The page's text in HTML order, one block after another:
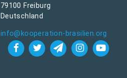
79100 Freiburg
Deutschland
info@kooperation-brasilien.org